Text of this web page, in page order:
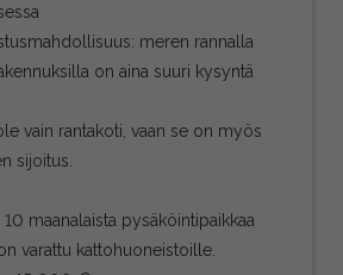
meren rannalla
on aina suuri kysyntä
vain rantakoti, vaan se on myös
sijoitus.
maanalaista pysäköintipaikkaa
varattu kattohuoneistoille.